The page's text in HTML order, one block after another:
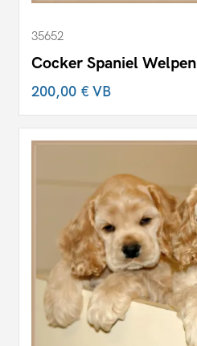
35652
Cocker Spaniel Welpen
200,00 €VB